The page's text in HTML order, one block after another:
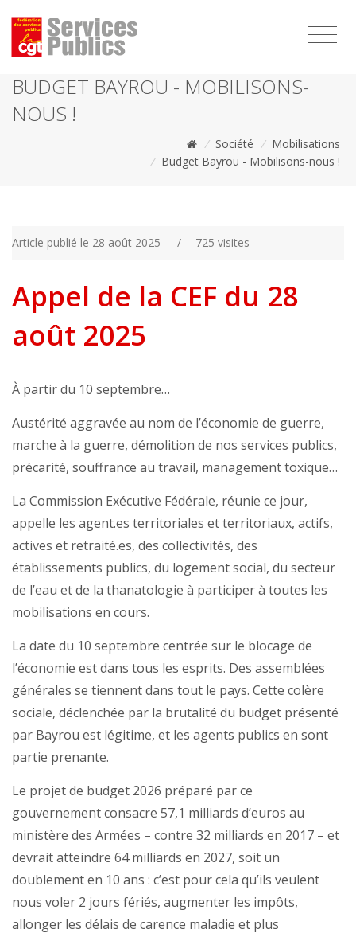
BUDGET BAYROU - MOBILISONS-
NOUS !
/ Société / Mobilisations
/ Budget Bayrou - Mobilisons-nous !
Article publié le 28 août 2025 / 725 visites
Appel de la CEF du 28
août 2025
À partir du 10 septembre…
Austérité aggravée au nom de l’économie de guerre,
marche à la guerre, démolition de nos services publics,
précarité, souffrance au travail, management toxique…
La Commission Exécutive Fédérale, réunie ce jour,
appelle les agent.es territoriales et territoriaux, actifs,
actives et retraité.es, des collectivités, des
établissements publics, du logement social, du secteur
de l’eau et de la thanatologie à participer à toutes les
mobilisations en cours.
La date du 10 septembre centrée sur le blocage de
l’économie est dans tous les esprits. Des assemblées
générales se tiennent dans tout le pays. Cette colère
sociale, déclenchée par la brutalité du budget présenté
par Bayrou est légitime, et les agents publics en sont
partie prenante.
Le projet de budget 2026 préparé par ce
gouvernement consacre 57,1 milliards d’euros au
ministère des Armées – contre 32 milliards en 2017 – et
devrait atteindre 64 milliards en 2027, soit un
doublement en 10 ans : c’est pour cela qu’ils veulent
nous voler 2 jours fériés, augmenter les impôts,
allonger les délais de carence maladie et plus